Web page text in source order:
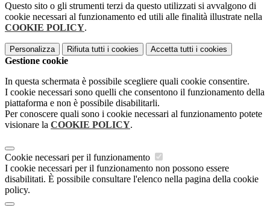
Questo sito o gli strumenti terzi da questo utilizzati si avvalgono di
cookie necessari al funzionamento ed utili alle finalità illustrate nella
COOKIE POLICY.
Personalizza Rifiuta tutti i cookies Accetta tutti i cookies
Gestione cookie
In questa schermata è possibile scegliere quali cookie consentire.
I cookie necessari sono quelli che consentono il funzionamento della
piattaforma e non è possibile disabilitarli.
Per conoscere quali sono i cookie necessari al funzionamento potete
visionare la COOKIE POLICY.
Cookie necessari per il funzionamento
I cookie necessari per il funzionamento non possono essere
disabilitati. È possibile consultare l'elenco nella pagina della cookie
policy.